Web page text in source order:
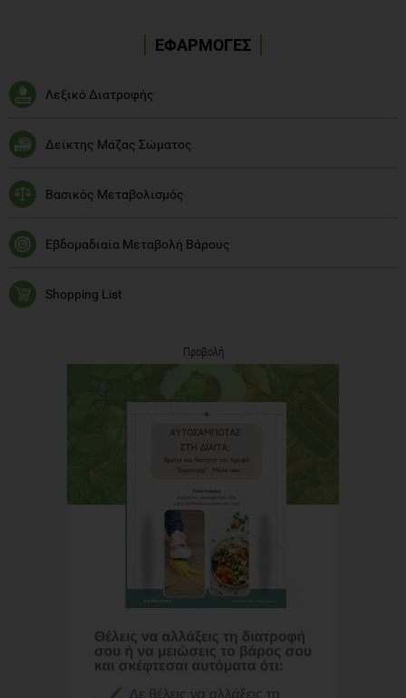
ΕΦΑΡΜΟΓΕΣ
Λεξικό Διατροφής
Δείκτης Μάζας Σώματος
Βασικός Μεταβολισμός
Εβδομαδιαία Μεταβολή Βάρους
Shopping List
Προβολή